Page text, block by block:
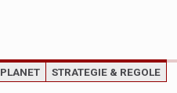
PLANET STRATEGIE & REGOLE